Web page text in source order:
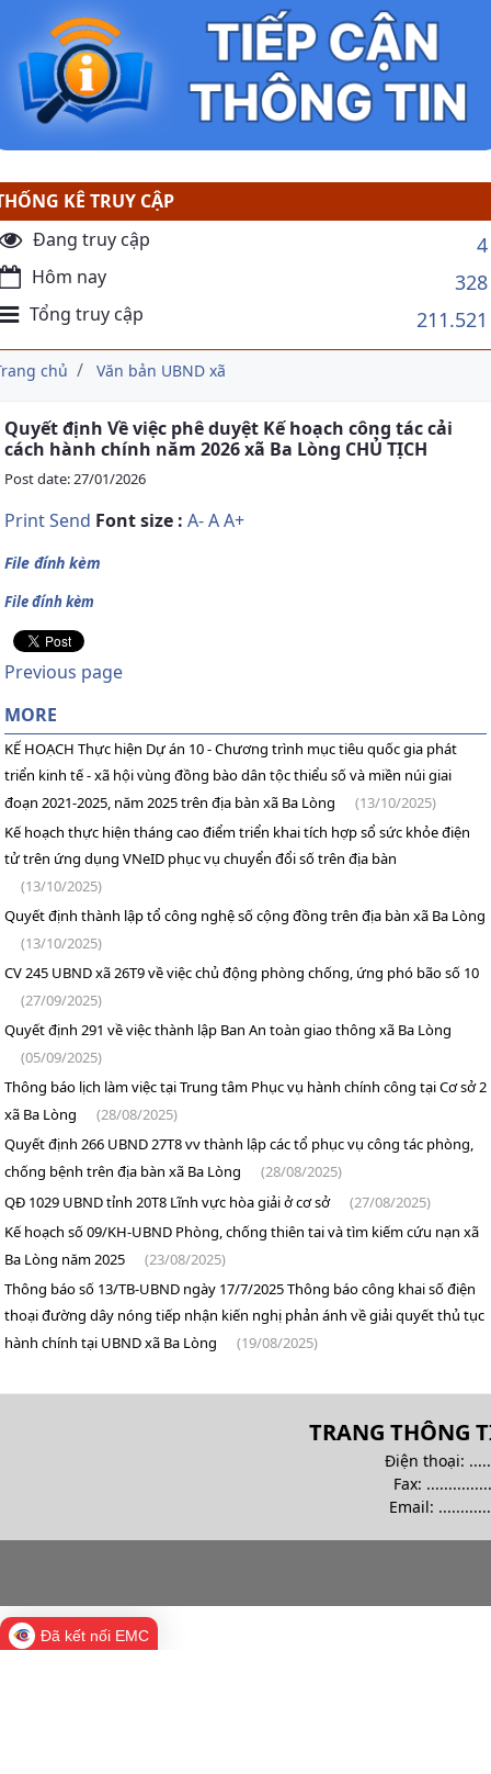
KÊ TRUY CẬP
Đang truy cập
4
Hôm nay 328
Tổng truy cập 211.521
chủ Văn bản UBND xã
Quyết định Về việc phê duyệt Kế hoạch công tác cải
cách hành chính năm 2026 xã Ba Lòng CHỦ TỊCH
Post date: 27/01/2026
PrintSend Font size : A-AA+
File đính kèm
File đính kèm
Previous page
MORE
KẾ HOẠCH Thực hiện Dự án 10 - Chương trình mục tiêu quốc gia phát
triển kinh tế - xã hội vùng đồng bào dân tộc thiểu số và miền núi giai
đoạn 2021-2025, năm 2025 trên địa bàn xã Ba Lòng
(13/10/2025)
Kế hoạch thực hiện tháng cao điểm triển khai tích hợp sổ sức khỏe điện
tử trên ứng dụng VNeID phục vụ chuyển đổi số trên địa bàn
(13/10/2025)
Quyết định thành lập tổ công nghệ số cộng đồng trên địa bàn xã Ba Lòng
(13/10/2025)
CV 245 UBND xã 26T9 về việc chủ động phòng chống, ứng phó bão số 10
(27/09/2025)
Quyết định 291 về việc thành lập Ban An toàn giao thông xã Ba Lòng
(05/09/2025)
Thông báo lịch làm việc tại Trung tâm Phục vụ hành chính công tại Cơ sở 2
xã Ba Lòng
(28/08/2025)
Quyết định 266 UBND 27T8 vv thành lập các tổ phục vụ công tác phòng,
chống bệnh trên địa bàn xã Ba Lòng
(28/08/2025)
QĐ 1029 UBND tỉnh 20T8 Lĩnh vực hòa giải ở cơ sở
(27/08/2025)
Kế hoạch số 09/KH-UBND Phòng, chống thiên tai và tìm kiếm cứu nạn xã
Ba Lòng năm 2025
(23/08/2025)
Thông báo số 13/TB-UBND ngày 17/7/2025 Thông báo công khai số điện
thoại đường dây nóng tiếp nhận kiến nghị phản ánh về giải quyết thủ tục
hành chính tại UBND xã Ba Lòng
(19/08/2025)
TRANG THÔNG
Điện thoại:
Fax:
Email:
Đã kết nối EMC